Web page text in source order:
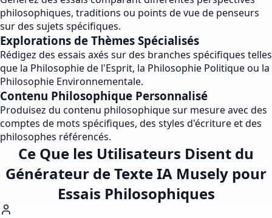
philosophiques, traditions ou points de vue de penseurs
sur des sujets spécifiques.
Explorations de Thèmes Spécialisés
Rédigez des essais axés sur des branches spécifiques telles
que la Philosophie de l'Esprit, la Philosophie Politique ou la
Philosophie Environnementale.
Contenu Philosophique Personnalisé
Produisez du contenu philosophique sur mesure avec des
comptes de mots spécifiques, des styles d'écriture et des
philosophes référencés.
Ce Que les Utilisateurs Disent du
Générateur de Texte IA Musely pour
Essais Philosophiques